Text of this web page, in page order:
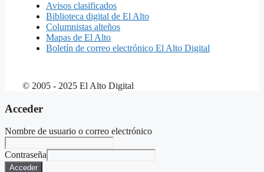
Avisos clasificados
Biblioteca digital de El Alto
Columnistas alteños
Mapas de El Alto
Boletín de correo electrónico El Alto Digital
© 2005 - 2025 El Alto Digital
Acceder
Nombre de usuario o correo electrónico
Contraseña
Acceder